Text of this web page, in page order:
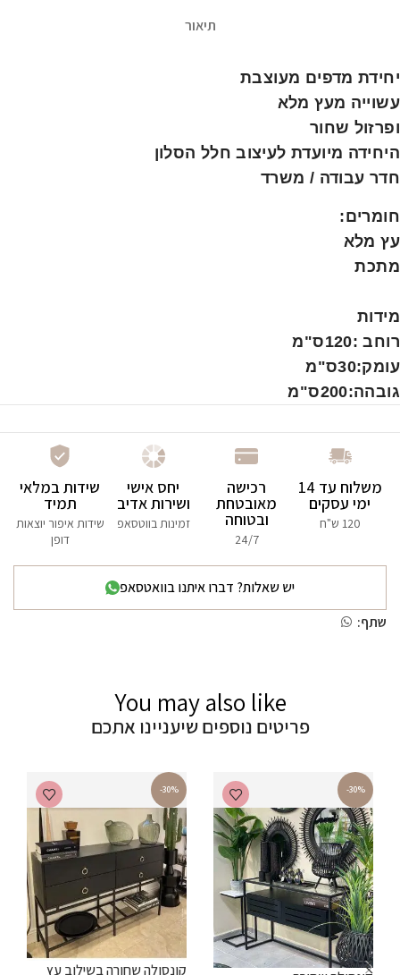
תיאור
יחידת מדפים מעוצבת
עשוייה מעץ מלא
ופרזול שחור
היחידה מיועדת לעיצוב חלל הסלון
חדר עבודה / משרד
חומרים:
עץ מלא
מתכת
מידות
רוחב :120ס"מ
עומק:30ס"מ
גובהה:200ס"מ
משלוח עד 14
ימי עסקים
120 ש"ח
רכישה
מאובטחת
ובטוחה
24/7
יחס אישי
ושירות אדיב
זמינות בווטסאפ
שידות במלאי
תמיד
שידות איפור יוצאות
דופן
יש שאלות? דברו איתנו בוואטסאפ
שתף:
You may also like
פריטים נוספים שיעניינו אתכם
-30%
-30%
קונסולה שחורה בשילוב עץ